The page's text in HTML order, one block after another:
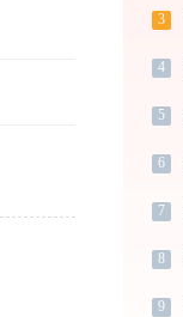
3
4
5
6
7
8
9